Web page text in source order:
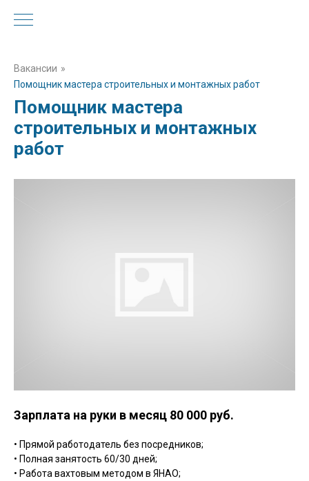
Вакансии »
Помощник мастера строительных и монтажных работ
Помощник мастера
строительных и монтажных
работ
Зарплата на руки в месяц 80 000 руб.
• Прямой работодатель без посредников;
• Полная занятость 60/30 дней;
• Работа вахтовым методом в ЯНАО;